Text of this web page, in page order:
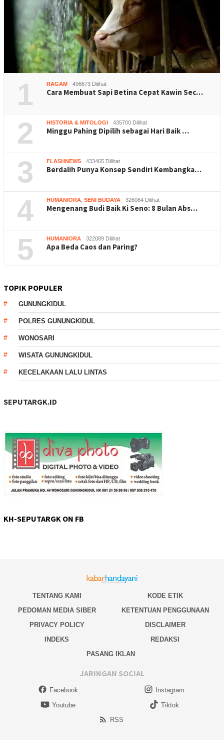
1 RAGAM 496673 Dilihat
Cara Membuat Sapi Betina Cepat Kawin Sec…
2 HISTORIA & MITOLOGI 435700 Dilihat
Minggu Pahing Dipilih sebagai Hari Baik …
3 FLASHNEWS 433465 Dilihat
Berdalih Punya Konsep Sendiri Kembangka…
4 HUMANIORA SENI BUDAYA 326084 Dilihat
Mengenang Budi Baik Ki Seno: 8 Bulan Abs…
5 HUMANIORA 322089 Dilihat
Apa Beda Caos dan Paring?
TOPIK POPULER
GUNUNGKIDUL
POLRES GUNUNGKIDUL
WONOSARI
WISATA GUNUNGKIDUL
KECELAKAAN LALU LINTAS
SEPUTARGK.ID
KH-SEPUTARGK ON FB
TENTANG KAMI
KODE ETIK
PEDOMAN MEDIA SIBER
KETENTUAN PENGGUNAAN
PRIVACY POLICY
DISCLAIMER
INDEKS
REDAKSI
PASANG IKLAN
JARINGAN SOCIAL
Facebook
Instagram
Youtube
Tiktok
RSS